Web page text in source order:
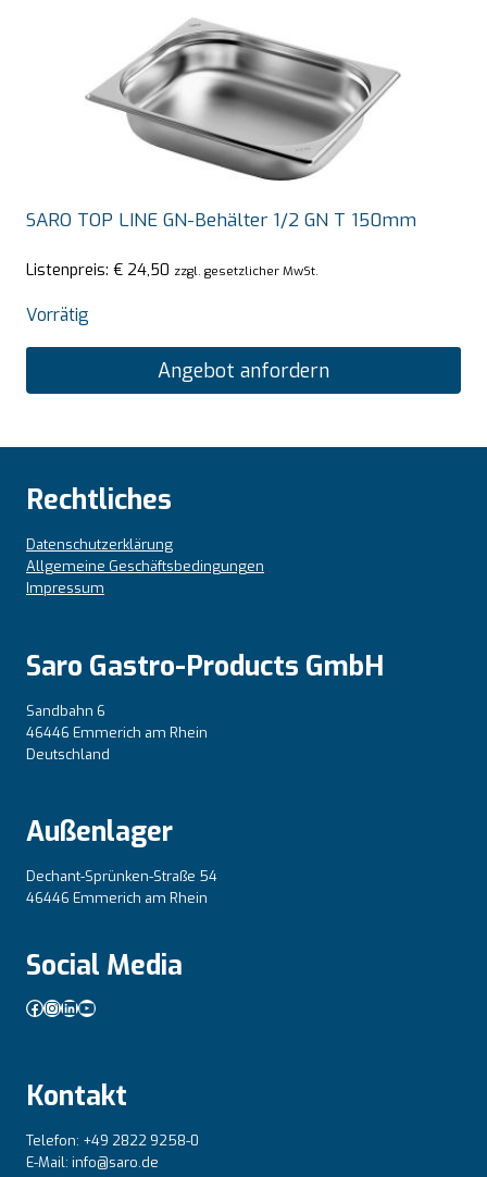
SARO TOP LINE GN-Behälter 1/2 GN T 150mm
Listenpreis: € 24,50 zzgl. gesetzlicher MwSt.
Vorrätig
Angebot anfordern
Rechtliches
Datenschutzerklärung
Allgemeine Geschäftsbedingungen
Impressum
Saro Gastro-Products GmbH
Sandbahn 6
46446 Emmerich am Rhein
Deutschland
Außenlager
Dechant-Sprünken-Straße 54
46446 Emmerich am Rhein
Social Media
Facebook
Instagram
LinkedIn
YouTube
Kontakt
Telefon: +49 2822 9258-0
E-Mail: info@saro.de